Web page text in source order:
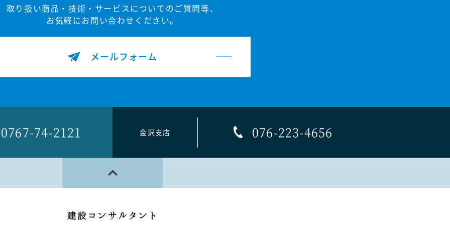
取り扱い商品・技術・サービスについてのご質問等、
お気軽にお問い合わせください。
メールフォーム
0767-74-2121 金沢支店 076-223-4656